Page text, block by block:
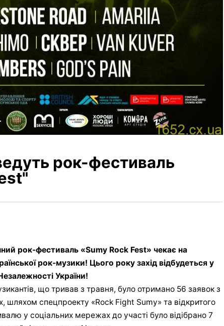
рок-фестиваль
рок-фестиваль «Sumy Rock Fest» чекає на
рок-музики! Цього року захід відбудеться у
України!
що тривав з травня, було отримано 56 заявок з
шляхом спецпроекту «Rock Fight Sumy» та відкритого
у соціальних мережах до участі було відібрано 7